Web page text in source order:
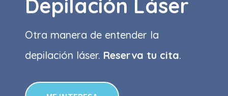
Depilación Láser
Otra manera de entender la
depilación láser. Reserva tu cita.